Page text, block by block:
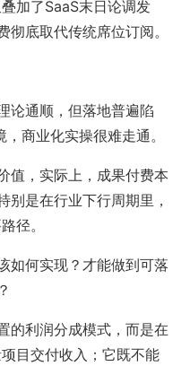
加了SaaS末日论调发
底取代传统席位订阅。
论通顺，但落地普遍陷
商业化实操很难走通。
值，实际上，成果付费本
别是在行业下行周期里，
径。
如何实现？才能做到可落
的利润分成模式，而是在
目交付收入；它既不能